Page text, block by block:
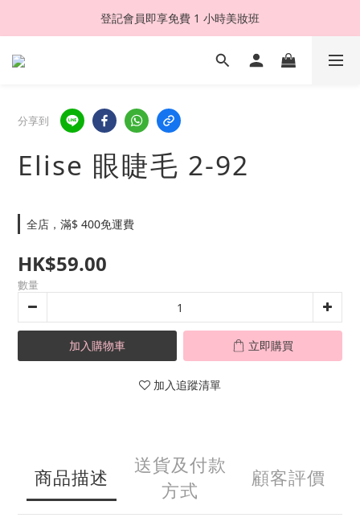
登記會員即享免費 1 小時美妝班
分享到
Elise 眼睫毛 2-92
全店，滿$ 400免運費
HK$59.00
數量
加入購物車 立即購買
加入追蹤清單
商品描述
送貨及付款
方式
顧客評價